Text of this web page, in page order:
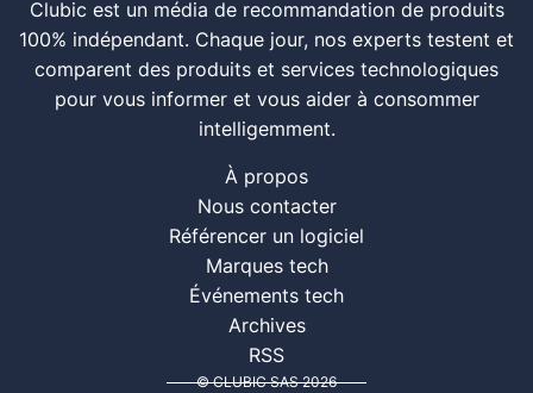
Clubic est un média de recommandation de produits
100% indépendant. Chaque jour, nos experts testent et
comparent des produits et services technologiques
pour vous informer et vous aider à consommer
intelligemment.
À propos
Nous contacter
Référencer un logiciel
Marques tech
Événements tech
Archives
RSS
© CLUBIC SAS 2026